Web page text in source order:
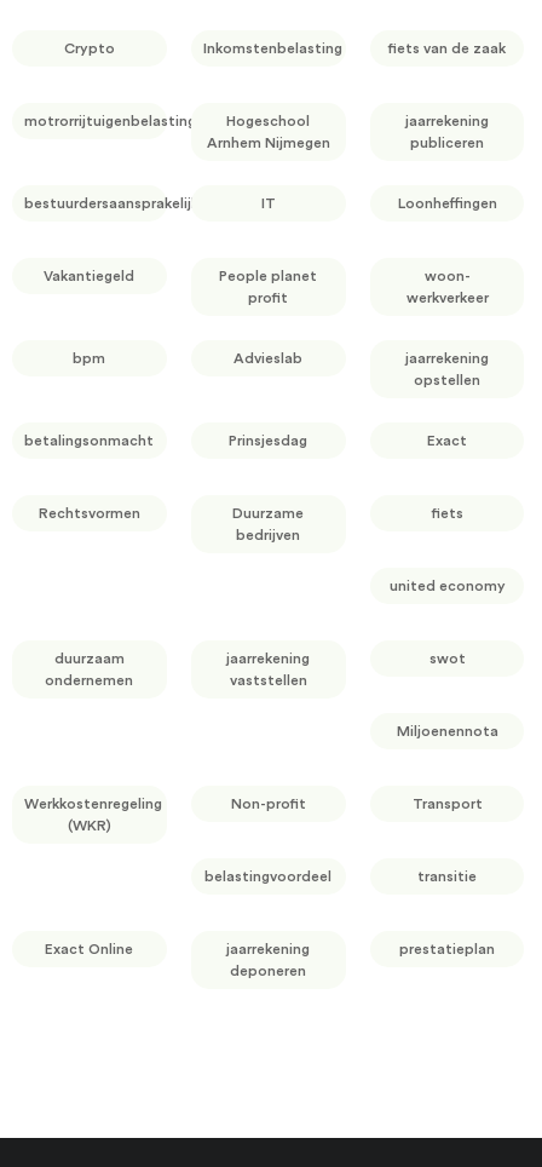
Crypto Inkomstenbelasting fiets van de zaak
motrorrijtuigenbelasting
Hogeschool
Arnhem Nijmegen
jaarrekening
publiceren
bestuurdersaansprakelijkheid IT Loonheffingen
Vakantiegeld
People planet
profit
woon-
werkverkeer
bpm Advieslab
jaarrekening
opstellen
betalingsonmacht Prinsjesdag Exact
Rechtsvormen
Duurzame
bedrijven
fiets
united economy
duurzaam
ondernemen
jaarrekening
vaststellen
swot
Miljoenennota
Werkkostenregeling
(WKR)
Non-profit Transport
belastingvoordeel transitie
Exact Online
jaarrekening
deponeren
prestatieplan